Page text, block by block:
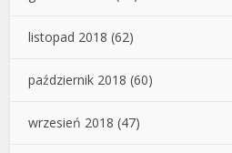
listopad 2018 (62)
październik 2018 (60)
wrzesień 2018 (47)